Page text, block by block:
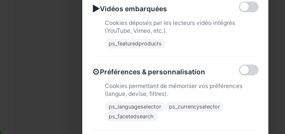
▶Vidéos embarquées
Cookies déposés par les lecteurs vidéo intégrés
(YouTube, Vimeo, etc.).
ps_featuredproducts
⚙Préférences & personnalisation
Cookies permettant de mémoriser vos préférences
(langue, devise, filtres).
ps_languageselector
ps_currencyselector
ps_facetedsearch